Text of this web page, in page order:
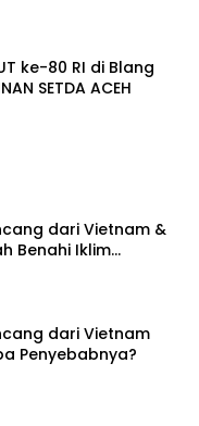
ke-80 RI di Blang
SETDA ACEH
dari Vietnam &
Benahi Iklim
dari Vietnam
Penyebabnya?